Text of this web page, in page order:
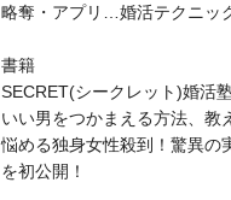
略奪・アプリ…婚活テクニッ
書籍
SECRET(シークレット)婚活
いい男をつかまえる方法、教
悩める独身女性殺到！驚異の
を初公開！